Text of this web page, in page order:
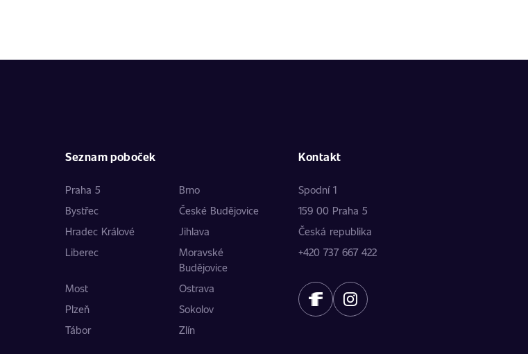
Seznam poboček
Praha 5
Brno
Bystřec
České Budějovice
Hradec Králové
Jihlava
Liberec
Moravské
Budějovice
Most
Ostrava
Plzeň
Sokolov
Tábor
Zlín
Kontakt
Spodní 1
159 00 Praha 5
Česká republika
+420 737 667 422